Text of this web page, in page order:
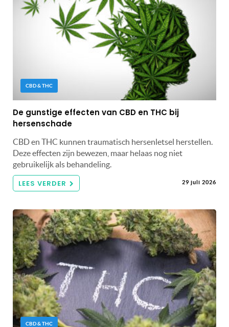
CBD & THC
De gunstige effecten van CBD en THC bij
hersenschade
CBD en THC kunnen traumatisch hersenletsel herstellen.
Deze effecten zijn bewezen, maar helaas nog niet
gebruikelijk als behandeling.
LEES VERDER 29 juli 2026
CBD & THC